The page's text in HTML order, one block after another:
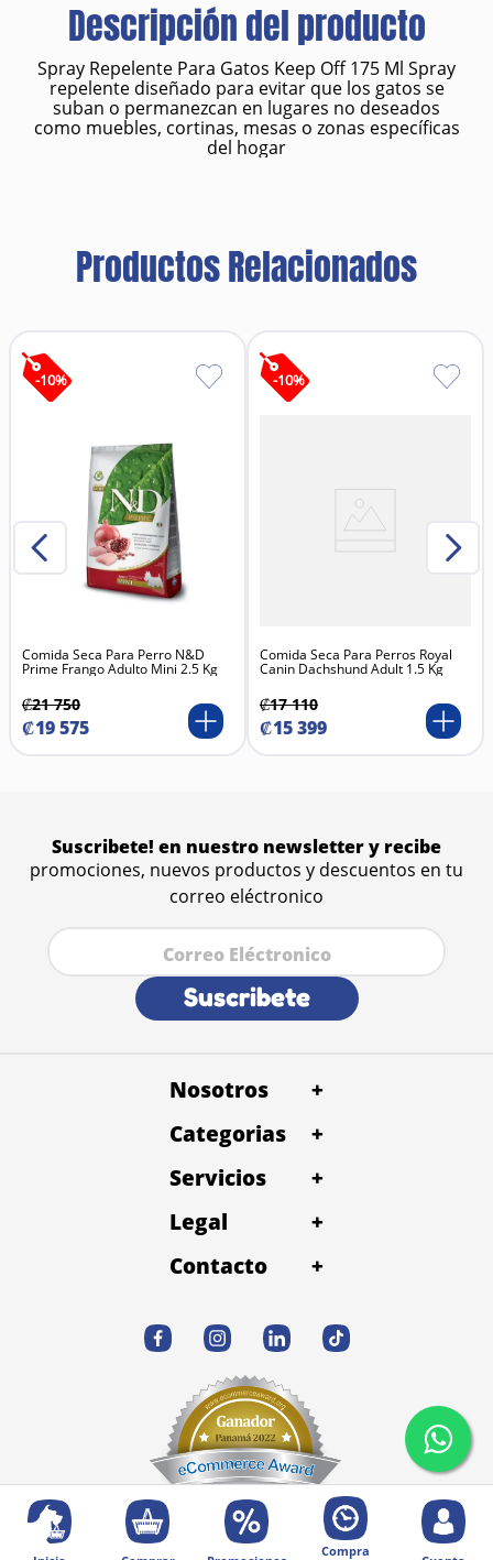
Compra
Descripción del producto
Spray Repelente Para Gatos Keep Off 175 Ml Spray
repelente diseñado para evitar que los gatos se
suban o permanezcan en lugares no deseados
como muebles, cortinas, mesas o zonas específicas
del hogar
Productos Relacionados
-10%
Comida Seca Para Perro N&D
Prime Frango Adulto Mini 2.5 Kg
₡21 750
₡19575
-10%
Comida Seca Para Perros Royal
Canin Dachshund Adult 1.5 Kg
₡17 110
₡15399
Suscribete! en nuestro newsletter y recibe
promociones, nuevos productos y descuentos en tu
correo eléctronico
Suscribete
Nosotros
+
Categorias
+
Servicios
+
Legal
+
Contacto
+